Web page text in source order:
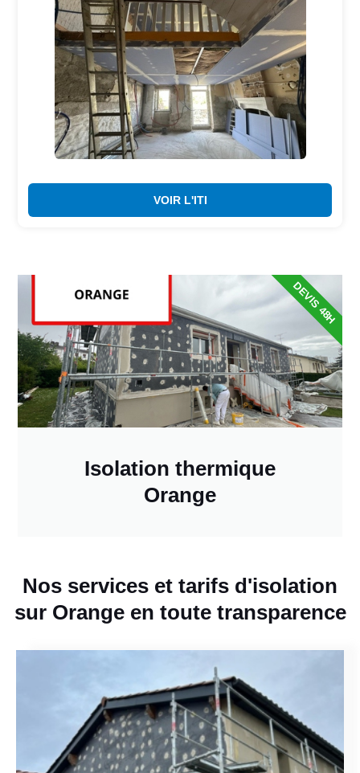
VOIR L'ITI
Isolation thermique
Orange
DEVIS 48H
Nos services et tarifs d'isolation
sur Orange en toute transparence